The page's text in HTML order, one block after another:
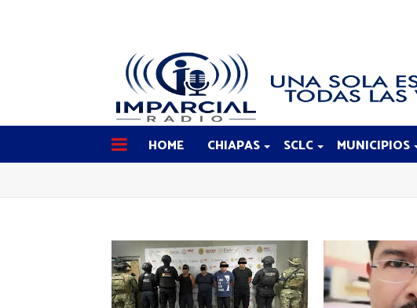
HOME CHIAPAS SCLC MUNICIPIOS